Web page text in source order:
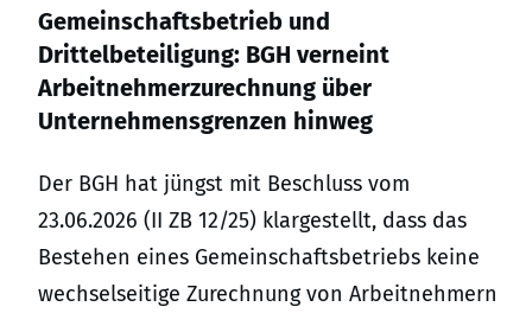
Gemeinschaftsbetrieb und
Drittelbeteiligung: BGH verneint
Arbeitnehmerzurechnung über
Unternehmensgrenzen hinweg
Der BGH hat jüngst mit Beschluss vom
23.06.2026 (II ZB 12/25) klargestellt, dass das
Bestehen eines Gemeinschaftsbetriebs keine
wechselseitige Zurechnung von Arbeitnehmern